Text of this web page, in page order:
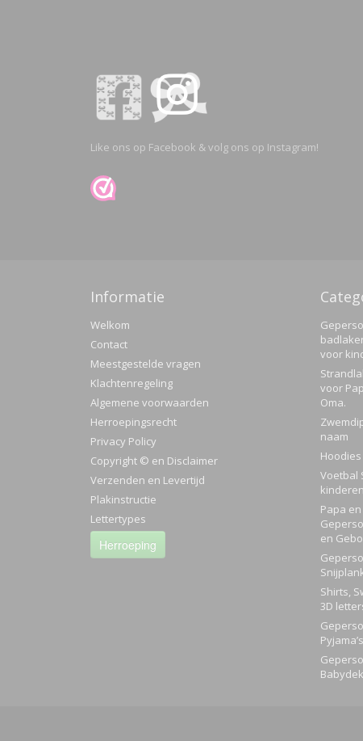
Like ons op Facebook & volg ons op Instagram!
Informatie
Welkom
Contact
Meestgestelde vragen
Klachtenregeling
Algemene voorwaarden
Herroepingsrecht
Privacy Policy
Copyright © en Disclaimer
Verzenden en Levertijd
Plakinstructie
Lettertypes
Herroeping
voor
voor
Oma.
naam
Voetbal
kinderen
Papa
en
Shirts,
3D